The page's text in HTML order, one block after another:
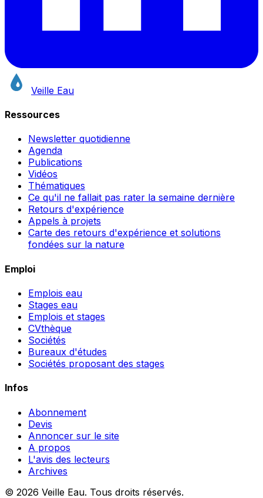
Veille Eau
Ressources
Newsletter quotidienne
Agenda
Publications
Vidéos
Thématiques
Ce qu'il ne fallait pas rater la semaine dernière
Retours d'expérience
Appels à projets
Carte des retours d'expérience et solutions
fondées sur la nature
Emploi
Emplois eau
Stages eau
Emplois et stages
CVthèque
Sociétés
Bureaux d'études
Sociétés proposant des stages
Infos
Abonnement
Devis
Annoncer sur le site
A propos
L'avis des lecteurs
Archives
© 2026 Veille Eau. Tous droits réservés.